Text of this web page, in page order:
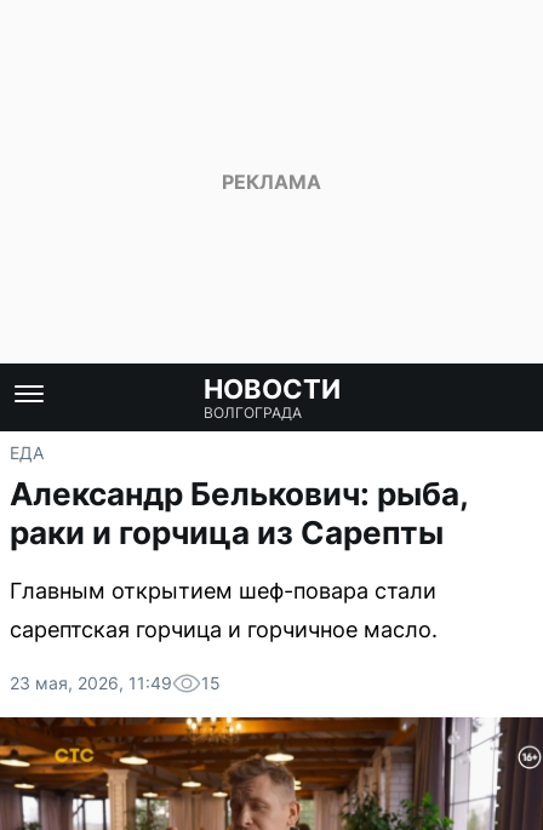
НОВОСТИ
ВОЛГОГРАДА
ЕДА
Александр Белькович: рыба,
раки и горчица из Сарепты
Главным открытием шеф-повара стали
сарептская горчица и горчичное масло.
23 мая, 2026, 11:49 15